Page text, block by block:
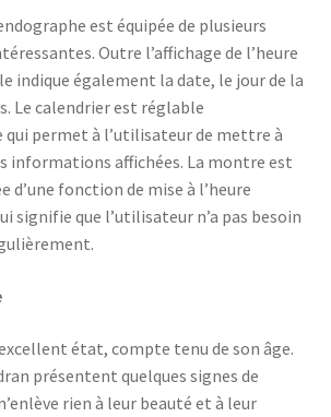
est équipée de plusieurs
Outre l’affichage de l’heure
indique également la date, le jour de la
Le calendrier est réglable
permet à l’utilisateur de mettre à
informations affichées. La montre est
d’une fonction de mise à l’heure
signifie que l’utilisateur n’a pas besoin
état, compte tenu de son âge.
présentent quelques signes de
rien à leur beauté et à leur